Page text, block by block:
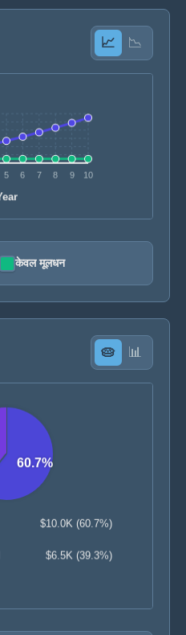
📈 📉
केवल मूलधन
🥧 📊